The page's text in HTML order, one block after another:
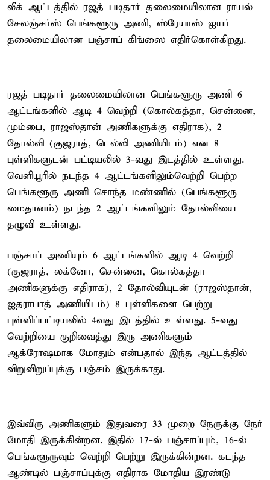
லீக் ஆட்டத்தில் ரஜத் படிதார் தலைமையிலான ராயல்
சேலஞ்சர்ஸ் பெங்களூரு அணி, ஸ்ரேயாஸ் ஐயர்
தலைமையிலான பஞ்சாப் கிங்ஸை எதிர்கொள்கிறது.
ரஜத் படிதார் தலைமையிலான பெங்களூரு அணி 6
ஆட்டங்களில் ஆடி 4 வெற்றி (கொல்கத்தா, சென்னை,
மும்பை, ராஜஸ்தான் அணிகளுக்கு எதிராக), 2
தோல்வி (குஜராத், டெல்லி அணியிடம்) என 8
புள்ளிகளுடன் பட்டியலில் 3-வது இடத்தில் உள்ளது.
வெளியூரில் நடந்த 4 ஆட்டங்களிலும்வெற்றி பெற்ற
பெங்களூரு அணி சொந்த மண்ணில் (பெங்களூரு
மைதானம்) நடந்த 2 ஆட்டங்களிலும் தோல்வியை
தழுவி உள்ளது.
பஞ்சாப் அணியும் 6 ஆட்டங்களில் ஆடி 4 வெற்றி
(குஜராத், லக்னோ, சென்னை, கொல்கத்தா
அணிகளுக்கு எதிராக), 2 தோல்வியுடன் (ராஜஸ்தான்,
ஐதராபாத் அணியிடம்) 8 புள்ளிகளை பெற்று
புள்ளிப்பட்டியலில் 4வது இடத்தில் உள்ளது. 5-வது
வெற்றியை குறிவைத்து இரு அணிகளும்
ஆக்ரோஷமாக மோதும் என்பதால் இந்த ஆட்டத்தில்
விறுவிறுப்புக்கு பஞ்சம் இருக்காது.
இவ்விரு அணிகளும் இதுவரை 33 முறை நேருக்கு நேர்
மோதி இருக்கின்றன. இதில் 17-ல் பஞ்சாப்பும், 16-ல்
பெங்களூருவும் வெற்றி பெற்று இருக்கின்றன. கடந்த
ஆண்டில் பஞ்சாப்புக்கு எதிராக மோதிய இரண்டு